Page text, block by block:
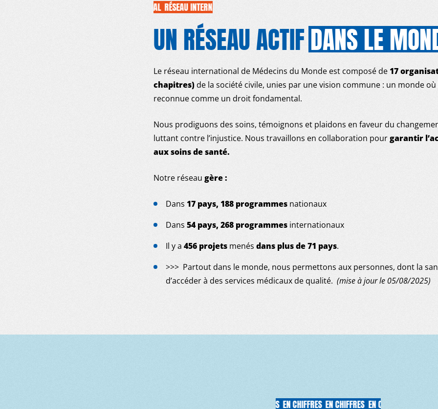
RÉSEAU INTERNATIONAL RÉSEAU INTERNATIONAL
UN RÉSEAU ACTIFDANS LE
Le réseau international de Médecins du Monde est composé de 17
chapitres)de la société civile, unies par une vision commune : un monde où
reconnue comme un droit fondamental.
Nous prodiguons des soins, témoignons et plaidons en faveur du
luttant contre l’injustice. Nous travaillons en collaboration pour garantir
aux soins de santé.
Notre réseau gère :
Dans 17 pays, 188 programmes nationaux
Dans 54 pays, 268 programmesinternationaux
Il y a 456 projetsmenés dans plus de 71 pays.
>>> Partout dans le monde, nous permettons aux personnes, dont la
d’accéder à des services médicaux de qualité. (mise à jour le 05/08/2025)
EN CHIFFRES EN CHIFFRES EN CHIFFRES